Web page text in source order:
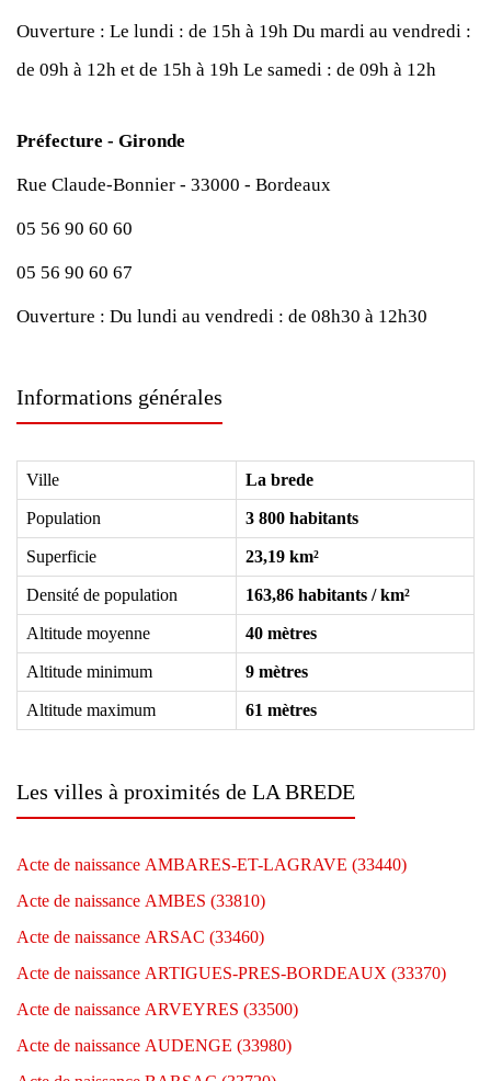
Ouverture : Le lundi : de 15h à 19h Du mardi au vendredi :
de 09h à 12h et de 15h à 19h Le samedi : de 09h à 12h
Préfecture - Gironde
Rue Claude-Bonnier - 33000 - Bordeaux
05 56 90 60 60
05 56 90 60 67
Ouverture : Du lundi au vendredi : de 08h30 à 12h30
Informations générales
Ville La brede
Population 3 800 habitants
Superficie 23,19 km²
Densité de population 163,86 habitants / km²
Altitude moyenne 40 mètres
Altitude minimum 9 mètres
Altitude maximum 61 mètres
Les villes à proximités de LA BREDE
Acte de naissance AMBARES-ET-LAGRAVE (33440)
Acte de naissance AMBES (33810)
Acte de naissance ARSAC (33460)
Acte de naissance ARTIGUES-PRES-BORDEAUX (33370)
Acte de naissance ARVEYRES (33500)
Acte de naissance AUDENGE (33980)